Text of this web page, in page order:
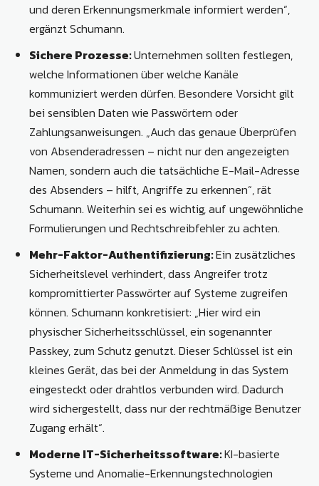
und deren Erkennungsmerkmale informiert werden“,
ergänzt Schumann.
Sichere Prozesse:Unternehmen sollten festlegen,
welche Informationen über welche Kanäle
kommuniziert werden dürfen. Besondere Vorsicht gilt
bei sensiblen Daten wie Passwörtern oder
Zahlungsanweisungen. „Auch das genaue Überprüfen
von Absenderadressen – nicht nur den angezeigten
Namen, sondern auch die tatsächliche E-Mail-Adresse
des Absenders – hilft, Angriffe zu erkennen“, rät
Schumann. Weiterhin sei es wichtig, auf ungewöhnliche
Formulierungen und Rechtschreibfehler zu achten.
Mehr-Faktor-Authentifizierung:Ein zusätzliches
Sicherheitslevel verhindert, dass Angreifer trotz
kompromittierter Passwörter auf Systeme zugreifen
können. Schumann konkretisiert: „Hier wird ein
physischer Sicherheitsschlüssel, ein sogenannter
Passkey, zum Schutz genutzt. Dieser Schlüssel ist ein
kleines Gerät, das bei der Anmeldung in das System
eingesteckt oder drahtlos verbunden wird. Dadurch
wird sichergestellt, dass nur der rechtmäßige Benutzer
Zugang erhält“.
Moderne IT-Sicherheitssoftware:KI-basierte
Systeme und Anomalie-Erkennungstechnologien